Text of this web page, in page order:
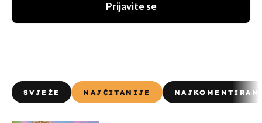
Prijavite se
SVJEŽE NAJČITANIJE